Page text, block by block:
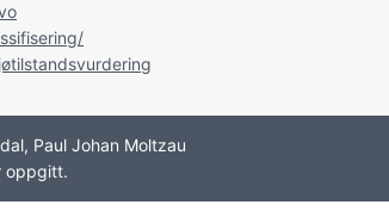
Paul Johan Moltzau
oppgitt.